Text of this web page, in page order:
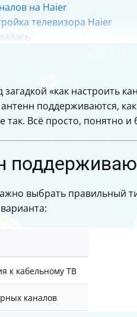
на Haier
телевизора Haier
«как настроить
поддерживаются,
так. Всё просто,
выбрать правильный
к кабельному ТВ
каналов